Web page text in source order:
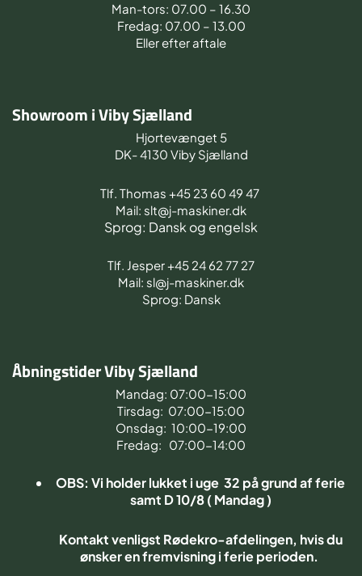
Man-tors: 07.00 – 16.30
Fredag: 07.00 – 13.00
Eller efter aftale
Showroom i Viby Sjælland
Hjortevænget 5
DK- 4130 Viby Sjælland
Tlf. Thomas +45 23 60 49 47
Mail: slt@j-maskiner.dk
Sprog: Dansk og engelsk
Tlf. Jesper +45 24 62 77 27
Mail: sl@j-maskiner.dk
Sprog: Dansk
Åbningstider Viby Sjælland
Mandag: 07:00-15:00
Tirsdag: 07:00-15:00
Onsdag: 10:00-19:00
Fredag: 07:00-14:00
OBS: Vi holder lukket i uge 32 på grund af ferie
samt D 10/8 ( Mandag )
Kontakt venligst Rødekro-afdelingen, hvis du
ønsker en fremvisning i ferie perioden.